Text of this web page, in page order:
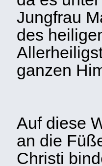
Jungfrau
des
ganzen
Auf diese
an die
Christi